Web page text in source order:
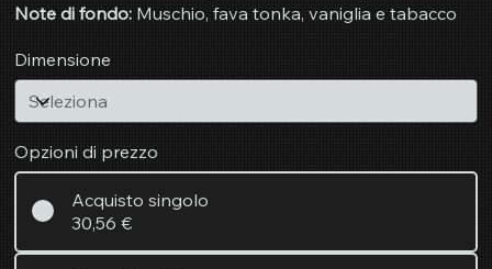
Note di fondo: Muschio, fava tonka, vaniglia e tabacco
Dimensione
Opzioni di prezzo
Acquisto singolo
30,56 €